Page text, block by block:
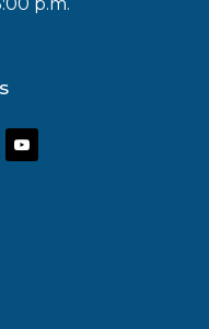
p.m.